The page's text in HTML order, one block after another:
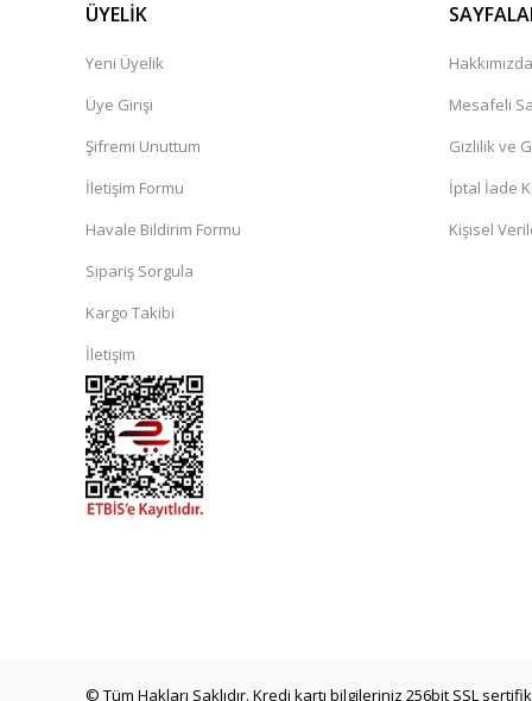
ÜYELİK
Yeni Üyelik
Üye Girişi
Şifremi Unuttum
İletişim Formu
Havale Bildirim Formu
Sipariş Sorgula
Kargo Takibi
İletişim
Hakkımızda
Mesafeli
Gizlilik ve
İptal İade
Kişisel
© Tüm Hakları Saklıdır. Kredi kartı bilgileriniz 256bit SSL